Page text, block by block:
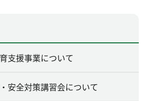
支援事業について
安全対策講習会について